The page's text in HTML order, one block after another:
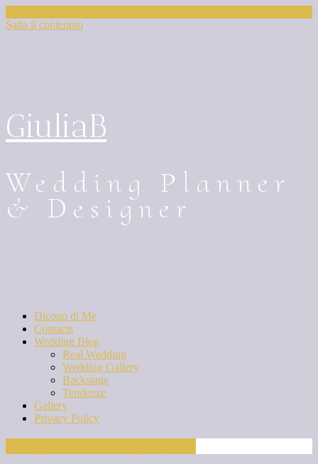
Salta il contenuto
GiuliaB
Wedding Planner
& Designer
Dicono di Me
Contacts
Wedding Blog
Real Wedding
Wedding Gallery
Backstage
Tendenze
Gallery
Privacy Policy